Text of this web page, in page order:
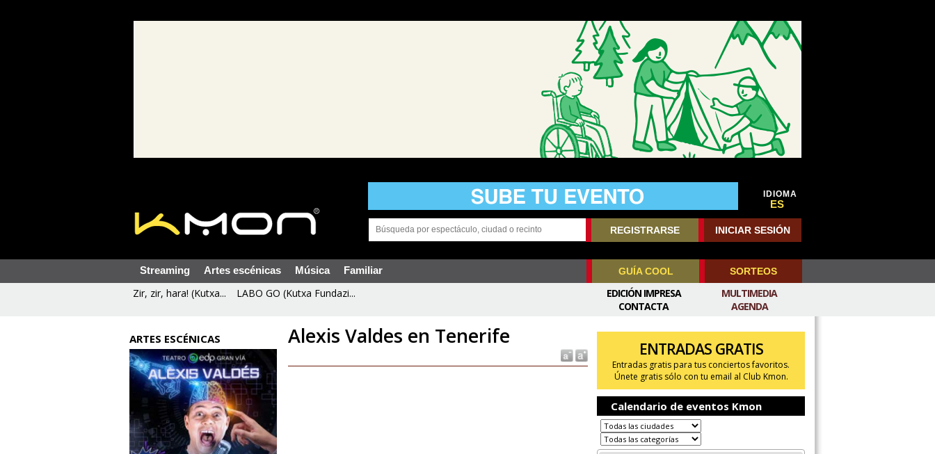
IDIOMA
ES
REGISTRARSE INICIAR SESIÓN
Streaming Artes escénicas Música Familiar GUÍA COOL SORTEOS
Zir, zir, hara! (Kutxa... LABO GO (Kutxa Fundazi...
MULTIMEDIA
AGENDA
EDICIÓN IMPRESA
CONTACTA
ARTES ESCÉNICAS Alexis Valdes en Tenerife
ENTRADAS GRATIS
Entradas gratis para tus conciertos favoritos.
Únete gratis sólo con tu email al Club Kmon.
Calendario de eventos Kmon